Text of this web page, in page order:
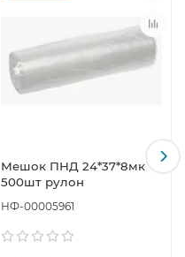
Мешок ПНД 24*37*8мк
500шт рулон
НФ-00005961